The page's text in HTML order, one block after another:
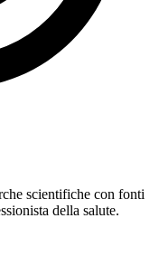
scientifiche con fonti
della salute.